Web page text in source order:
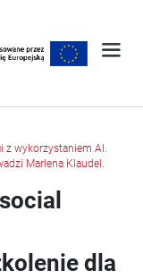
oknie
z wykorzystaniem AI.
Marlena Klaudel.
dla